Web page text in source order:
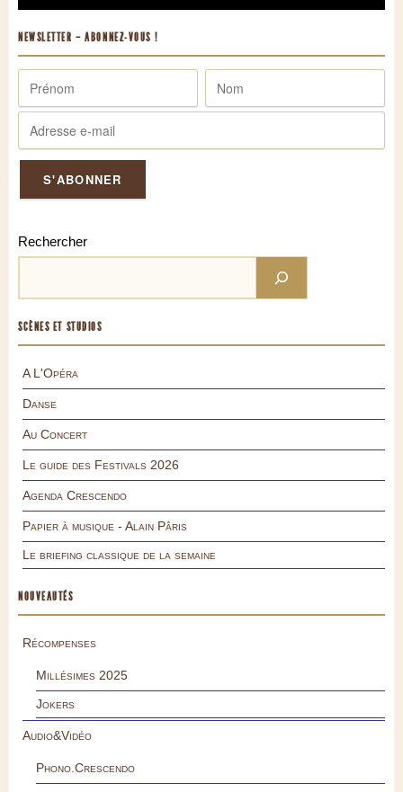
NEWSLETTER – ABONNEZ-VOUS !
Rechercher
SCÈNES ET STUDIOS
A L'Opéra
Danse
Au Concert
Le guide des Festivals 2026
Agenda Crescendo
Papier à musique - Alain Pâris
Le briefing classique de la semaine
NOUVEAUTÉS
Récompenses
Millésimes 2025
Jokers
Audio&Vidéo
Phono.Crescendo